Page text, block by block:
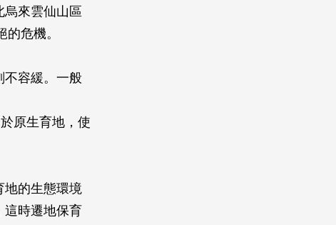
來雲仙山區
危機。
不容緩。一般
原生育地，使
地的生態環境
這時遷地保育